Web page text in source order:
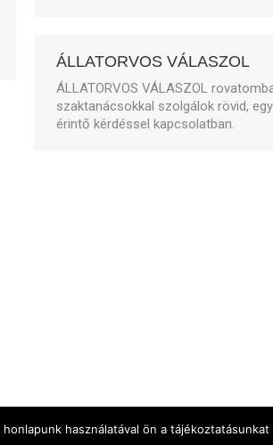
ÁLLATORVOS VÁLASZOL
ÁLLATORVOS VÁLASZOL
szaktanácsokkal szolgálok rövid,
érintő kérdéssel kapcsolatban.
használatával ön a